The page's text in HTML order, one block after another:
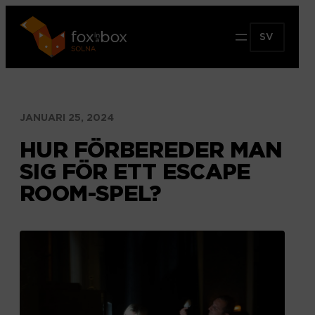
Hoppa
innehåll
SV
JANUARI 25, 2024
HUR FÖRBEREDER MAN
SIG FÖR ETT ESCAPE
ROOM-SPEL?